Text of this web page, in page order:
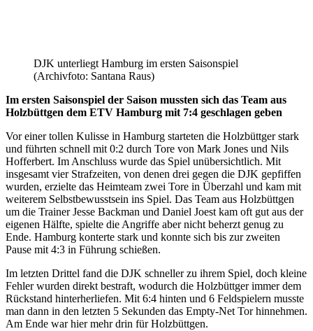
DJK unterliegt Hamburg im ersten Saisonspiel
(Archivfoto: Santana Raus)
Im ersten Saisonspiel der Saison mussten sich das Team aus
Holzbüttgen dem ETV Hamburg mit 7:4 geschlagen geben
Vor einer tollen Kulisse in Hamburg starteten die Holzbüttger stark
und führten schnell mit 0:2 durch Tore von Mark Jones und Nils
Hofferbert. Im Anschluss wurde das Spiel unübersichtlich. Mit
insgesamt vier Strafzeiten, von denen drei gegen die DJK gepfiffen
wurden, erzielte das Heimteam zwei Tore in Überzahl und kam mit
weiterem Selbstbewusstsein ins Spiel. Das Team aus Holzbüttgen
um die Trainer Jesse Backman und Daniel Joest kam oft gut aus der
eigenen Hälfte, spielte die Angriffe aber nicht beherzt genug zu
Ende. Hamburg konterte stark und konnte sich bis zur zweiten
Pause mit 4:3 in Führung schießen.
Im letzten Drittel fand die DJK schneller zu ihrem Spiel, doch kleine
Fehler wurden direkt bestraft, wodurch die Holzbüttger immer dem
Rückstand hinterherliefen. Mit 6:4 hinten und 6 Feldspielern musste
man dann in den letzten 5 Sekunden das Empty-Net Tor hinnehmen.
Am Ende war hier mehr drin für Holzbüttgen.